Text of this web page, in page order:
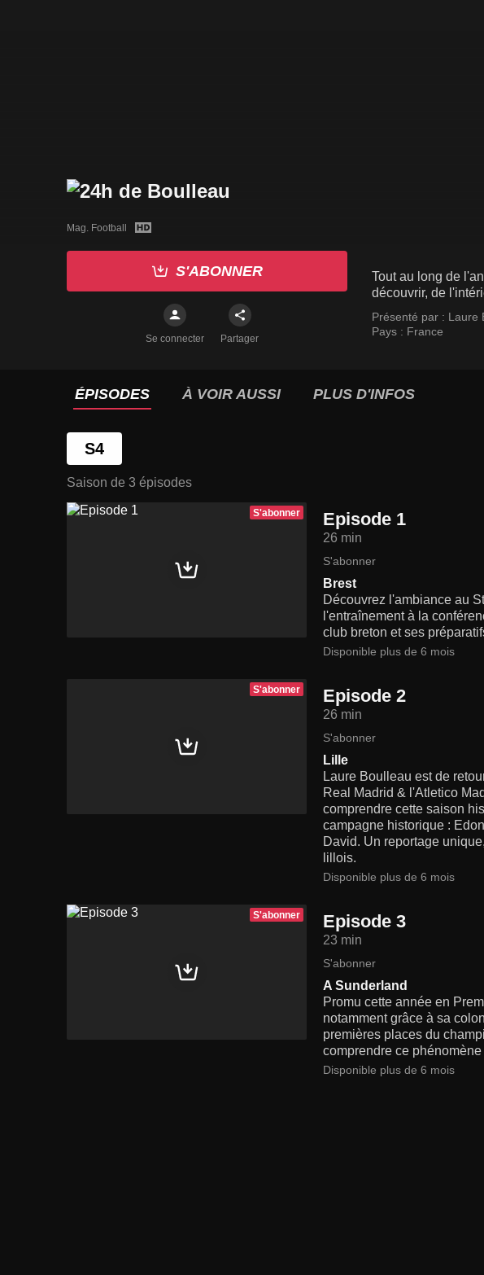
Mag. Football
S'ABONNER
Se connecter Partager
Tout au long de
découvrir, de
Présenté par : Laure
Pays : France
ÉPISODES À VOIR AUSSI PLUS D'INFOS
S4
Saison de 3 épisodes
S'abonner Episode 1
26 min
S'abonner
Brest
Découvrez l'ambiance au
l'entraînement à la
club breton et ses
Disponible plus de 6 mois
S'abonner Episode 2
26 min
S'abonner
Lille
Laure Boulleau est de
Real Madrid & l'Atletico
comprendre cette saison
campagne historique :
David. Un reportage
lillois.
Disponible plus de 6 mois
S'abonner Episode 3
23 min
S'abonner
A Sunderland
Promu cette année en
notamment grâce à sa
premières places du
comprendre ce phénomène
Disponible plus de 6 mois